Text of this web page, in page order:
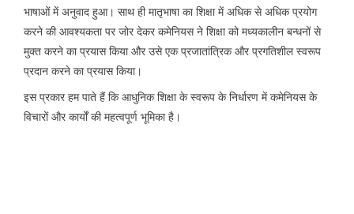
भाषाओं में अनुवाद हुआ। साथ ही मातृभाषा का शिक्षा में अधिक से अधिक प्रयोग
करने की आवश्यकता पर जोर देकर कमेनियस ने शिक्षा को मध्यकालीन बन्धनों से
मुक्त करने का प्रयास किया और उसे एक प्रजातांत्रिक और प्रगतिशील स्वरूप
प्रदान करने का प्रयास किया।
इस प्रकार हम पाते हैं कि आधुनिक शिक्षा के स्वरूप के निर्धारण में कमेनियस के
विचारों और कार्यों की महत्वपूर्ण भूमिका है।